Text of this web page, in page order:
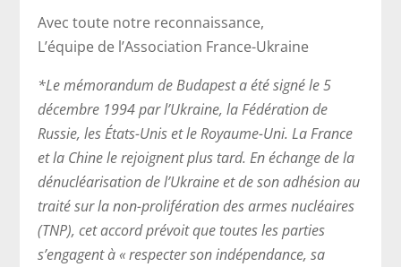
Avec toute notre reconnaissance,
L’équipe de l’Association France-Ukraine
*Le mémorandum de Budapest a été signé le 5
décembre 1994 par l’Ukraine, la Fédération de
Russie, les États-Unis et le Royaume-Uni. La France
et la Chine le rejoignent plus tard. En échange de la
dénucléarisation de l’Ukraine et de son adhésion au
traité sur la non-prolifération des armes nucléaires
(TNP), cet accord prévoit que toutes les parties
s’engagent à « respecter son indépendance, sa